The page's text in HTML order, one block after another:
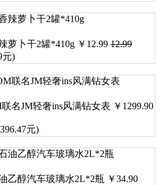
萝卜干2罐*410g ￥ 12.99 12.99
元)
名JM轻奢ins风满钻女表 ￥ 1299.90
396.47元)
乙醇汽车玻璃水2L*2瓶 ￥34.90